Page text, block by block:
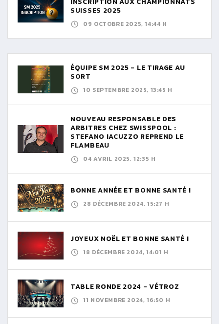
SUISSES 2025
09 OCTOBRE 2025, 14:44 H
ÉQUIPE SM 2025 - LE TIRAGE AU
SORT
10 SEPTEMBRE 2025, 13:45 H
NOUVEAU RESPONSABLE DES
ARBITRES CHEZ SWISSPOOL :
STEFANO IACUZZO REPREND LE
FLAMBEAU
04 AVRIL 2025, 12:35 H
BONNE ANNÉE ET BONNE SANTÉ !
28 DÉCEMBRE 2024, 15:27 H
JOYEUX NOËL ET BONNE SANTÉ !
18 DÉCEMBRE 2024, 14:01 H
TABLE RONDE 2024 - VÉTROZ
11 NOVEMBRE 2024, 16:50 H